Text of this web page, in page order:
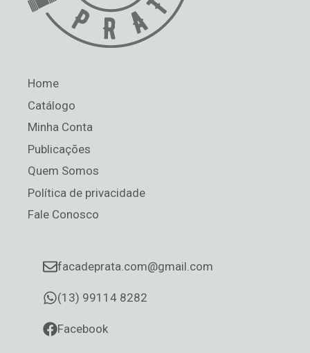
Home
Catálogo
Minha Conta
Publicações
Quem Somos
Política de privacidade
Fale Conosco
facadeprata.com@gmail.com
(13) 99114 8282
Facebook